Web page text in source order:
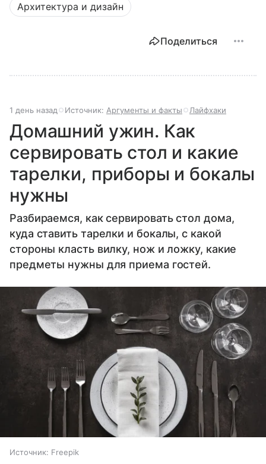
Архитектура и дизайн
Поделиться
1 день назад Источник: Аргументы и факты Лайфхаки
Домашний ужин. Как
сервировать стол и какие
тарелки, приборы и бокалы
нужны
Разбираемся, как сервировать стол дома,
куда ставить тарелки и бокалы, с какой
стороны класть вилку, нож и ложку, какие
предметы нужны для приема гостей.
Источник: Freepik